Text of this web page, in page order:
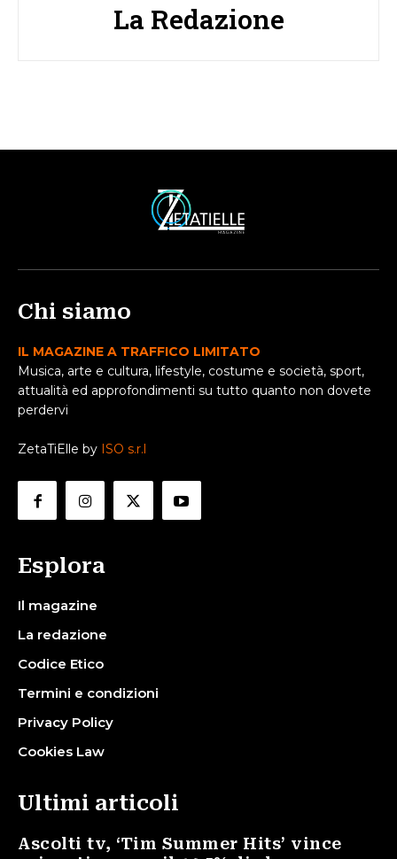
La Redazione
Chi siamo
IL MAGAZINE A TRAFFICO LIMITATO
Musica, arte e cultura, lifestyle, costume e società, sport,
attualità ed approfondimenti su tutto quanto non dovete
perdervi
ZetaTiElle by ISO s.r.l
Esplora
Il magazine
La redazione
Codice Etico
Termini e condizioni
Privacy Policy
Cookies Law
Ultimi articoli
Ascolti tv, ‘Tim Summer Hits’ vince